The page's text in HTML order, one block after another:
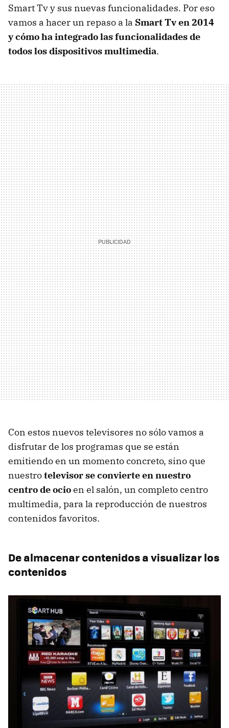
Smart Tv y sus nuevas funcionalidades. Por eso
vamos a hacer un repaso a la Smart Tv en 2014
y cómo ha integrado las funcionalidades de
todos los dispositivos multimedia.
Con estos nuevos televisores no sólo vamos a
disfrutar de los programas que se están
emitiendo en un momento concreto, sino que
nuestrotelevisor se convierte en nuestro
centro de ocioen el salón, un completo centro
multimedia, para la reproducción de nuestros
contenidos favoritos.
De almacenar contenidos a visualizar los
contenidos